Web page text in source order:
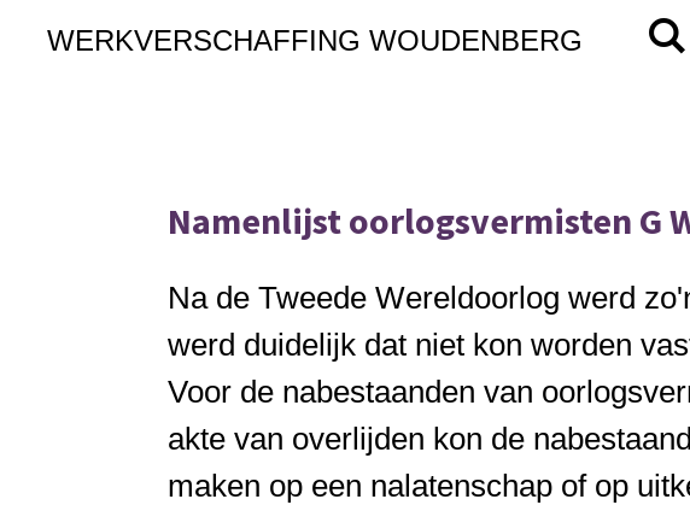
WERKVERSCHAFFING WOUDENBERG
Namenlijst oorlogsvermisten G
Na de Tweede Wereldoorlog werd
werd duidelijk dat niet kon worden
Voor de nabestaanden van
akte van overlijden kon de
maken op een nalatenschap of op